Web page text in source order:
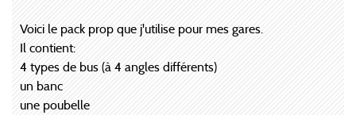
Voici le pack prop que j'utilise pour mes gares.
Il contient:
4 types de bus (à 4 angles différents)
un banc
une poubelle